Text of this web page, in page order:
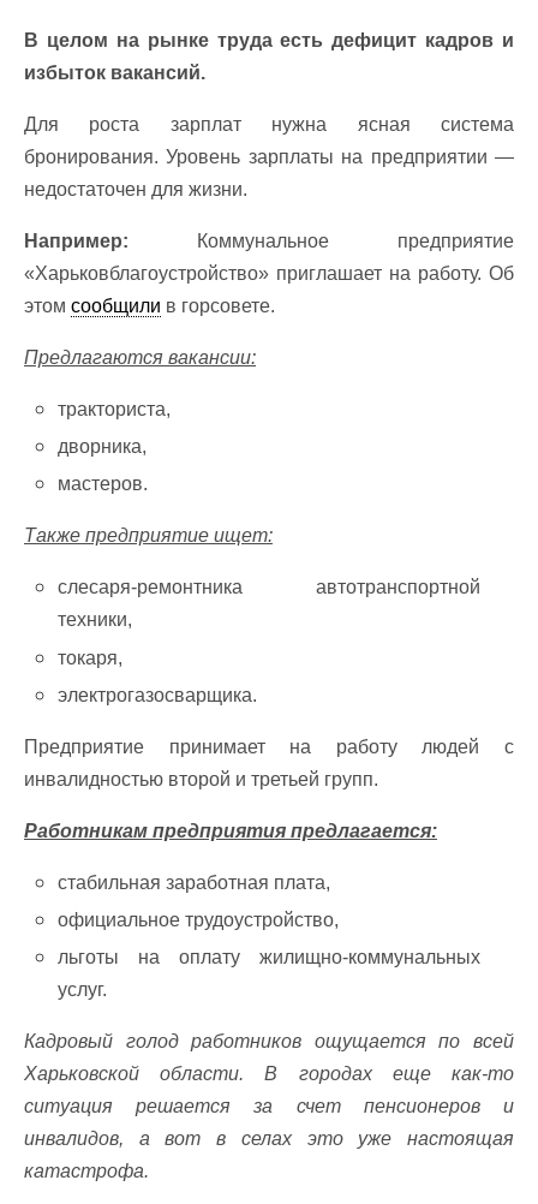
В целом на рынке труда есть дефицит кадров и
избыток вакансий.
Для роста зарплат нужна ясная система
бронирования. Уровень зарплаты на предприятии —
недостаточен для жизни.
Например: Коммунальное предприятие
«Харьковблагоустройство» приглашает на работу. Об
этом сообщили в горсовете.
Предлагаются вакансии:
тракториста,
дворника,
мастеров.
Также предприятие ищет:
слесаря-ремонтника автотранспортной
техники,
токаря,
электрогазосварщика.
Предприятие принимает на работу людей с
инвалидностью второй и третьей групп.
Работникам предприятия предлагается:
стабильная заработная плата,
официальное трудоустройство,
льготы на оплату жилищно-коммунальных
услуг.
Кадровый голод работников ощущается по всей
Харьковской области. В городах еще как-то
ситуация решается за счет пенсионеров и
инвалидов, а вот в селах это уже настоящая
катастрофа.